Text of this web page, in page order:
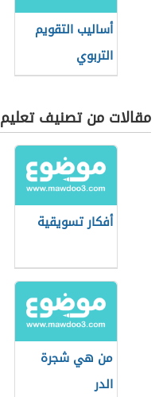
أساليب التقويم
التربوي
مقالات من تصنيف تعليم
أفكار تسويقية
من هي شجرة
الدر